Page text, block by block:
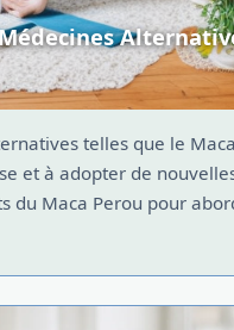
telles que le
et à adopter de
du Maca Perou pour